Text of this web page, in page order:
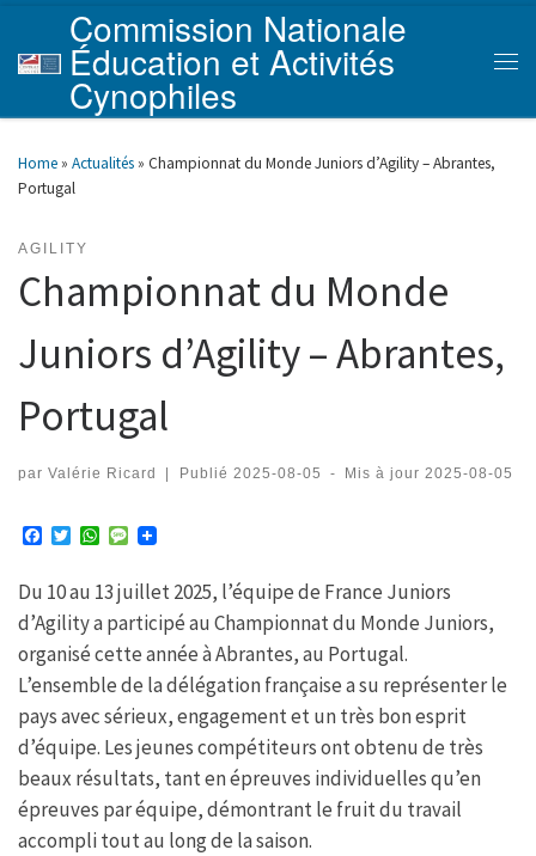
Skip to content
Commission Nationale
Éducation et Activités
Cynophiles
Home » Actualités » Championnat du Monde Juniors d’Agility – Abrantes,
Portugal
AGILITY
Championnat du Monde
Juniors d’Agility – Abrantes,
Portugal
par Valérie Ricard Publié 2025-08-05 - Mis à jour 2025-08-05
e
b
o
o
k
T
t
t
e
r
W
t
A
p
M
s
g
e
Du 10 au 13 juillet 2025, l’équipe de France Juniors
d’Agility a participé au Championnat du Monde Juniors,
organisé cette année à Abrantes, au Portugal.
L’ensemble de la délégation française a su représenter le
pays avec sérieux, engagement et un très bon esprit
d’équipe. Les jeunes compétiteurs ont obtenu de très
beaux résultats, tant en épreuves individuelles qu’en
épreuves par équipe, démontrant le fruit du travail
accompli tout au long de la saison.